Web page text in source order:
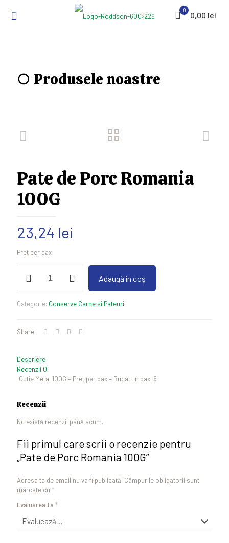
0
0,00 lei
○ Produsele noastre
Pate de Porc Romania
100G
23,24 lei
Pret per bax
Romania
Adaugă în coș
Categorie: Conserve Carne si Pateuri
Share
Descriere
Recenzii 0
Cutie Metal 100G – Pret per bax – Bucati in bax: 6
Recenzii
Nu există recenzii până acum.
Fii primul care scrii o recenzie pentru
„Pate de Porc Romania 100G”
Adresa ta de email nu va fi publicată. Câmpurile obligatorii sunt
marcate cu *
Evaluarea ta *